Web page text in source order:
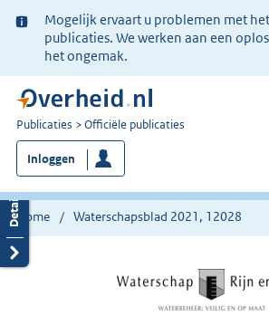
Ter
informatie:
Mogelijk ervaart u problemen met
publicaties. We werken aan een
het ongemak.
U
bent
nu
hier:
Publicaties Officiële publicaties
Inloggen
Home Waterschapsblad 2021, 12028